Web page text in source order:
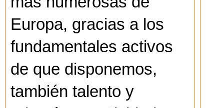
Europa, gracias a los
fundamentales activos
de que disponemos,
también talento y